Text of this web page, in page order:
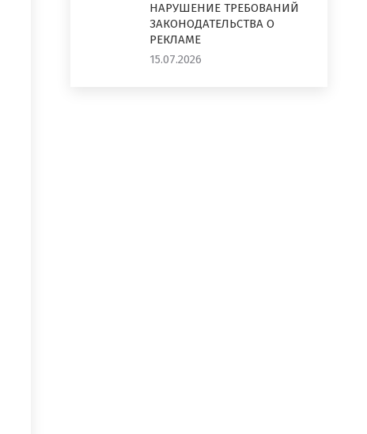
НАРУШЕНИЕ ТРЕБОВАНИЙ
ЗАКОНОДАТЕЛЬСТВА О
РЕКЛАМЕ
15.07.2026